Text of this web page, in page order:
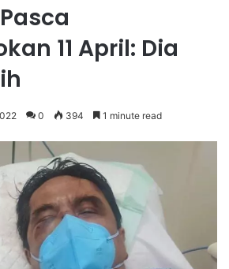
11 April: Dia
0 394 1 minute read